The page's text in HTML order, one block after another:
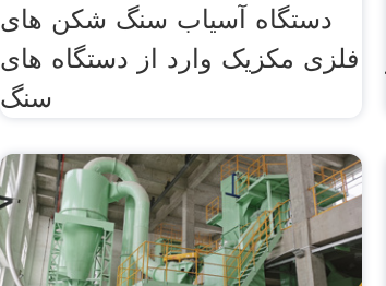
دستگاه آسیاب سنگ شکن های
فلزی مکزیک وارد از دستگاه های
سنگ